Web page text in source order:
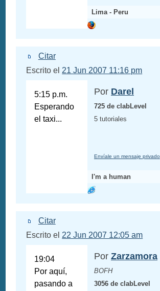
Lima - Peru
Citar
Escrito el 21 Jun 2007 11:16 pm
5:15 p.m.
Esperando
el taxi...
Por Darel
725 de clabLevel
5 tutoriales
Envíale un mensaje privado
I'm a human
Citar
Escrito el 22 Jun 2007 12:05 am
19:04
Por aquí,
pasando a
Por Zarzamora
BOFH
3056 de clabLevel